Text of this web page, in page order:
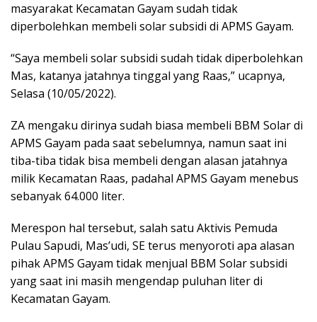
masyarakat Kecamatan Gayam sudah tidak
diperbolehkan membeli solar subsidi di APMS Gayam.
“Saya membeli solar subsidi sudah tidak diperbolehkan
Mas, katanya jatahnya tinggal yang Raas,” ucapnya,
Selasa (10/05/2022).
ZA mengaku dirinya sudah biasa membeli BBM Solar di
APMS Gayam pada saat sebelumnya, namun saat ini
tiba-tiba tidak bisa membeli dengan alasan jatahnya
milik Kecamatan Raas, padahal APMS Gayam menebus
sebanyak 64.000 liter.
Merespon hal tersebut, salah satu Aktivis Pemuda
Pulau Sapudi, Mas’udi, SE terus menyoroti apa alasan
pihak APMS Gayam tidak menjual BBM Solar subsidi
yang saat ini masih mengendap puluhan liter di
Kecamatan Gayam.